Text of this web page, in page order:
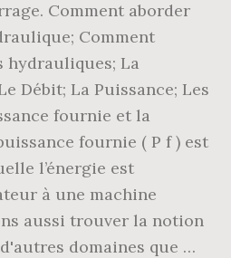
Comment aborder
Comment
hydrauliques; La
Débit; La Puissance; Les
fournie et la
fournie ( P f ) est
l’énergie est
à une machine
aussi trouver la notion
domaines que …